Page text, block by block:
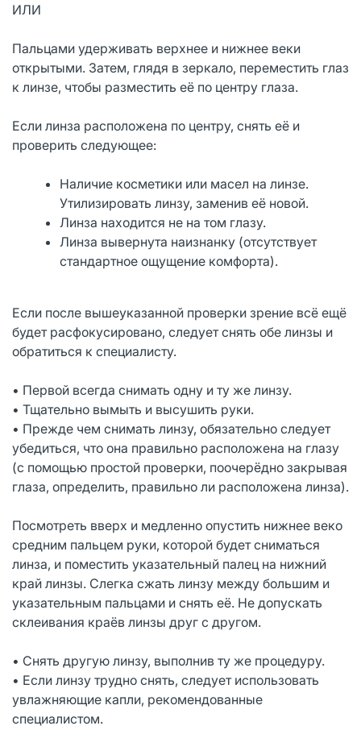
ИЛИ
Пальцами удерживать верхнее и нижнее веки
открытыми. Затем, глядя в зеркало, переместить глаз
к линзе, чтобы разместить её по центру глаза.
Если линза расположена по центру, снять её и
проверить следующее:
Наличие косметики или масел на линзе.
Утилизировать линзу, заменив её новой.
Линза находится не на том глазу.
Линза вывернута наизнанку (отсутствует
стандартное ощущение комфорта).
Если после вышеуказанной проверки зрение всё ещё
будет расфокусировано, следует снять обе линзы и
обратиться к специалисту.
• Первой всегда снимать одну и ту же линзу.
• Тщательно вымыть и высушить руки.
• Прежде чем снимать линзу, обязательно следует
убедиться, что она правильно расположена на глазу
(с помощью простой проверки, поочерёдно закрывая
глаза, определить, правильно ли расположена линза).
Посмотреть вверх и медленно опустить нижнее веко
средним пальцем руки, которой будет сниматься
линза, и поместить указательный палец на нижний
край линзы. Слегка сжать линзу между большим и
указательным пальцами и снять её. Не допускать
склеивания краёв линзы друг с другом.
• Снять другую линзу, выполнив ту же процедуру.
• Если линзу трудно снять, следует использовать
увлажняющие капли, рекомендованные
специалистом.